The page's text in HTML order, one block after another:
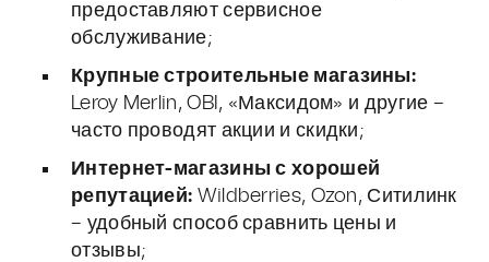
предоставляют сервисное
обслуживание;
Крупные строительные магазины:
Leroy Merlin, OBI, «Максидом» и другие –
часто проводят акции и скидки;
Интернет-магазины с хорошей
репутацией: Wildberries, Ozon, Ситилинк
– удобный способ сравнить цены и
отзывы;